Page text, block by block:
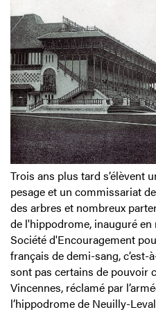
Trois ans plus tard s’élèvent
pesage et un commissariat
des arbres et nombreux
de l'hippodrome, inauguré en
Société d'Encouragement
français de demi-sang,
sont pas certains de pouvoir
Vincennes, réclamé par
l’hippodrome de Neuilly-